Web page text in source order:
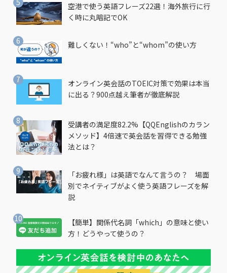
空港で使う英語フレーズ22選！海外旅行に行
く時に丸暗記でOK
難しくない！“who”と“whom”の使い方
オンライン英会話のTOEIC対策で効果は本当
に出る？900点越え筆者が徹底解説
受講者の満足度82.2%【QQEnglishのカラン
メソッド】4倍速で英会話を習得できる勉強
法とは？
「お疲れ様」は英語でなんて言うの？ 場面
別でネイティブがよく使う英語フレーズを解
説
【簡単】関係代名詞「which」の意味と使い
方！どうやって使うの？